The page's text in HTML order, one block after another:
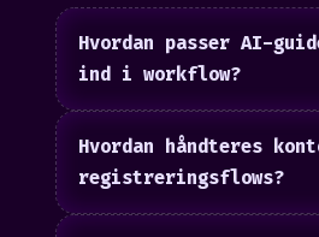
Hvordan passer AI-
ind i workflow?
Hvordan håndteres
registreringsflows?